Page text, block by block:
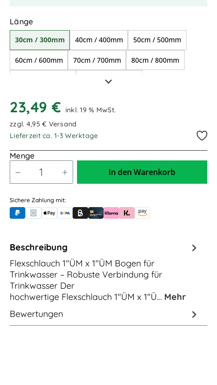
Längeauswählen
30cm / 300mm 40cm / 400mm 50cm / 500mm
60cm / 600mm 70cm / 700mm 80cm / 800mm
1,50m / 1.500mm
2,00m / 2.000mm
3,00m / 3.000mm
5,00m / 5.000mm 15,00m / 15.000mm
23,49 €
inkl. 19 % MwSt.
zzgl. 4,95 € Versand
Lieferzeit ca. 1-3 Werktage
Menge
In den Warenkorb
Sichere Zahlung mit:
PayPalRechnungskauf (für Behörden)
Apple PayBanküberweisung (vorab)
Rechnungskauf (Billie)
Kreditkarte
Rechnung oder Ratenkauf (Klarna)
Sofortüberweisung (Klarna)
Amazon Pay
Beschreibung
Flexschlauch 1"ÜM x 1"ÜM Bogen für
Trinkwasser – Robuste Verbindung für
Trinkwasser Der
hochwertige Flexschlauch 1"ÜM x 1"Ü… Mehr
Bewertungen